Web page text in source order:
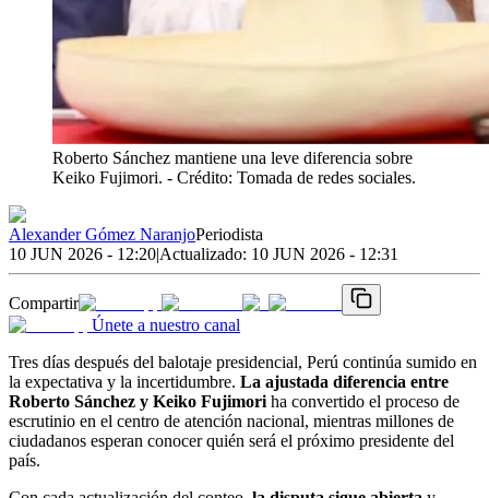
Roberto Sánchez mantiene una leve diferencia sobre
Keiko Fujimori. - Crédito: Tomada de redes sociales.
Alexander Gómez NaranjoPeriodista
10 JUN 2026 - 12:20|Actualizado: 10 JUN 2026 - 12:31
Compartir
Únete a nuestro canal
Tres días después del balotaje presidencial, Perú continúa sumido en
la expectativa y la incertidumbre. La ajustada diferencia entre
Roberto Sánchez y Keiko Fujimori ha convertido el proceso de
escrutinio en el centro de atención nacional, mientras millones de
ciudadanos esperan conocer quién será el próximo presidente del
país.